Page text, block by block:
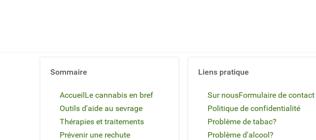
Sommaire
AccueilLe cannabis en bref
Outils d'aide au sevrage
Thérapies et traitements
Prévenir une rechute
Liens pratique
Sur nousFormulaire de contact
Politique de confidentialité
Problème de tabac?
Problème d'alcool?